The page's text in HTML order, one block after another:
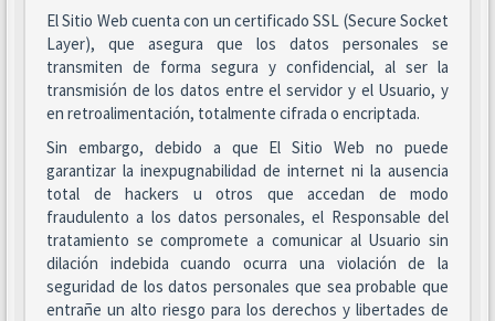
El Sitio Web cuenta con un certificado SSL (Secure Socket
Layer), que asegura que los datos personales se
transmiten de forma segura y confidencial, al ser la
transmisión de los datos entre el servidor y el Usuario, y
en retroalimentación, totalmente cifrada o encriptada.
Sin embargo, debido a que El Sitio Web no puede
garantizar la inexpugnabilidad de internet ni la ausencia
total de hackers u otros que accedan de modo
fraudulento a los datos personales, el Responsable del
tratamiento se compromete a comunicar al Usuario sin
dilación indebida cuando ocurra una violación de la
seguridad de los datos personales que sea probable que
entrañe un alto riesgo para los derechos y libertades de